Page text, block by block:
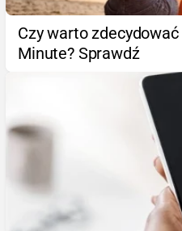
Czy warto
Minute? Sprawdź